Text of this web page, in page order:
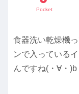
Pocket
食器洗い乾燥機
ンで入っている
んですね(・∀・)b